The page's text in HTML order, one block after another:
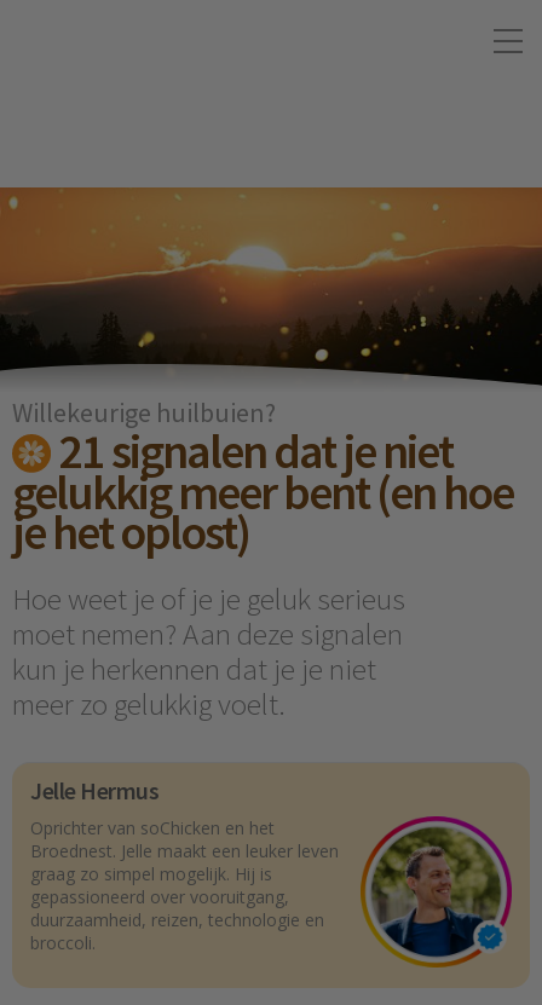
Willekeurige huilbuien?
21 signalen dat je niet
gelukkig meer bent (en hoe
je het oplost)
Hoe weet je of je je geluk serieus
moet nemen? Aan deze signalen
kun je herkennen dat je je niet
meer zo gelukkig voelt.
Jelle Hermus
Oprichter van soChicken en het
Broednest. Jelle maakt een leuker leven
graag zo simpel mogelijk. Hij is
gepassioneerd over vooruitgang,
duurzaamheid, reizen, technologie en
broccoli.